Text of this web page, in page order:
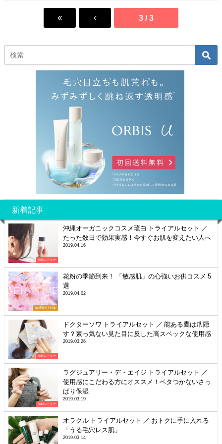
3 / 3
新着記事
体験レビュー
沖縄オーガニックコスメ琉白 トライアルセット ／
たった数日で効果実感！今すぐお肌を変えたい人へ
2019.04.16
敏感肌ケア特集
花粉の季節到来！ 「敏感肌」の心強いお供コスメ 5
選
2019.04.02
体験レビュー
ドクターソワ トライアルセット ／ 能ある鷹は爪隠
す？素っ気ない見た目に反した高スペックな使用感
2019.03.26
体験レビュー
ラグジュアリー・デ・エイジ トライアルセット ／
使用感にこだわる方にオススメ！ベタつかないさっ
ぱり保湿
2019.03.19
オラクル トライアルセット ／ おトクに手に入れる
「うる毛穴レス肌」
2019.03.14